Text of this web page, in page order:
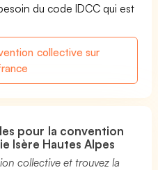
du code IDCC qui est
collective sur
pour la convention
Isère Hautes Alpes
collective et trouvez la